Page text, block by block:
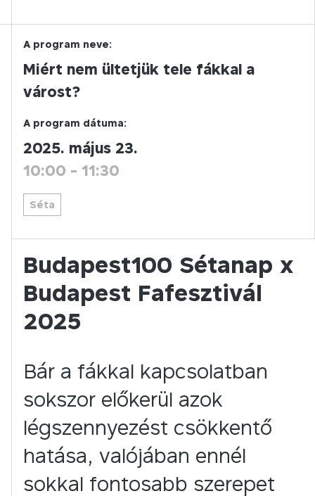
A program neve:
Miért nem ültetjük tele fákkal a
várost?
A program dátuma:
2025. május 23.
10:00 - 11:30
Séta
Budapest100 Sétanap x
Budapest Fafesztivál
2025
Bár a fákkal kapcsolatban
sokszor előkerül azok
légszennyezést csökkentő
hatása, valójában ennél
sokkal fontosabb szerepet